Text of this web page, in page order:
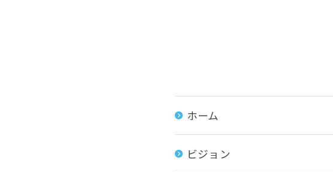
ホーム
ビジョン